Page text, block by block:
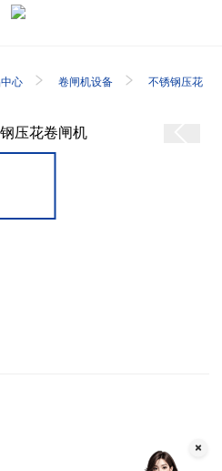
心 卷闸机设备
不锈钢压花